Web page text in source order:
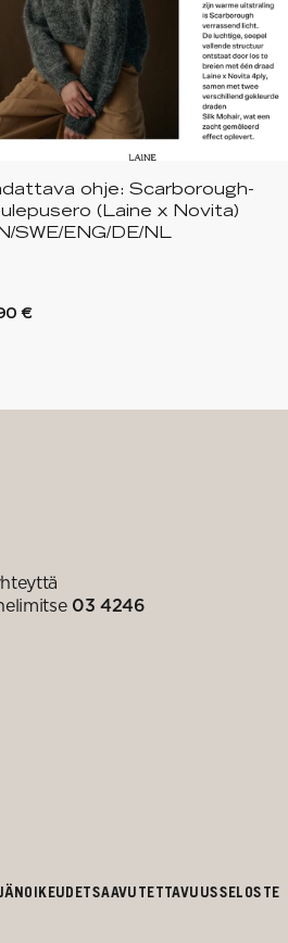
ohje: Scarborough-
(Laine x Novita)
SWE/ENG/DE/NL
€
03 4246
SAAVUTETTAVUUSSELOSTE